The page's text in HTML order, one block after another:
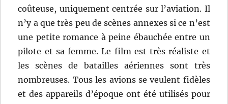
coûteuse, uniquement centrée sur l’aviation. Il
n’y a que très peu de scènes annexes si ce n’est
une petite romance à peine ébauchée entre un
pilote et sa femme. Le film est très réaliste et
les scènes de batailles aériennes sont très
nombreuses. Tous les avions se veulent fidèles
et des appareils d’époque ont été utilisés pour